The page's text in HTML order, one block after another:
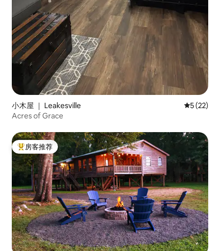
小木屋 ｜ Leakesville 平均评分
5 (22)
Acres of Grace
热门「房客推荐」
房客推荐